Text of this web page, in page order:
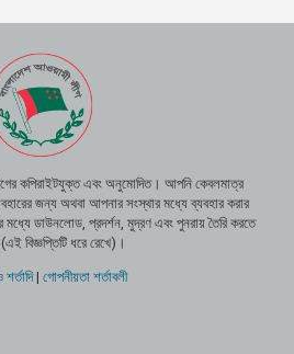
কপিরাইটযুক্ত এবং অনুমোদিত। আপনি কেবলমাত্র
জন্য অথবা আপনার সংস্থার মধ্যে ব্যবহার করার
মধ্যে ডাউনলোড, প্রদর্শন, মুদ্রণ এবং পুনরায় তৈরি করতে
বিজ্ঞপ্তিটি ধরে রেখে)।
| গোপনীয়তা শর্তাবলী